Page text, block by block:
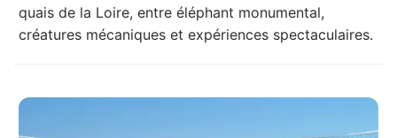
quais de la Loire, entre éléphant monumental,
créatures mécaniques et expériences spectaculaires.